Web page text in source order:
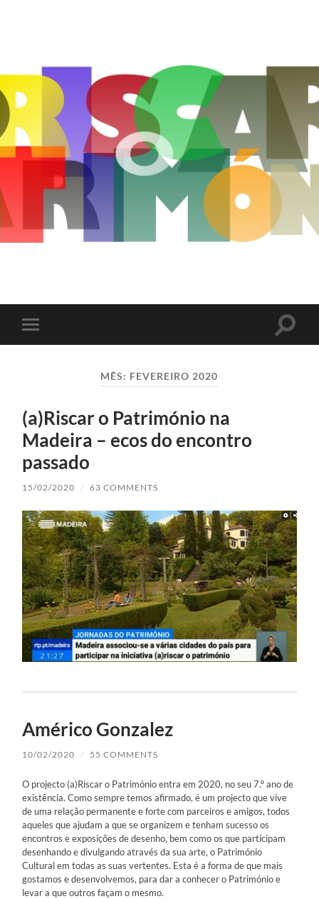
Toggle
mobile
Toggle
MÊS: FEVEREIRO 2020
(a)Riscar o Património na
Madeira – ecos do encontro
passado
15/02/2020 / 63 COMMENTS
Américo Gonzalez
10/02/2020 / 55 COMMENTS
O projecto (a)Riscar o Património entra em 2020, no seu 7.º ano de
existência. Como sempre temos afirmado, é um projecto que vive
de uma relação permanente e forte com parceiros e amigos, todos
aqueles que ajudam a que se organizem e tenham sucesso os
encontros e exposições de desenho, bem como os que participam
desenhando e divulgando através da sua arte, o Património
Cultural em todas as suas vertentes. Esta é a forma de que mais
gostamos e desenvolvemos, para dar a conhecer o Património e
levar a que outros façam o mesmo.